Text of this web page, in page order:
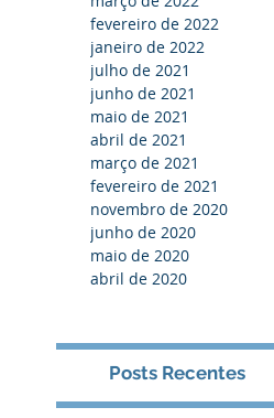
fevereiro de 2022
janeiro de 2022
julho de 2021
junho de 2021
maio de 2021
abril de 2021
março de 2021
fevereiro de 2021
novembro de 2020
junho de 2020
maio de 2020
abril de 2020
Posts Recentes